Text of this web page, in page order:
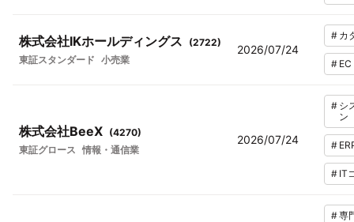
株式会社IKホールディングス (2722)
東証スタンダード 小売業
2026/07/24
# カ
#
株式会社BeeX (4270)
東証グロース 情報・通信業
2026/07/24
# シ
ン
#
# IT
#専